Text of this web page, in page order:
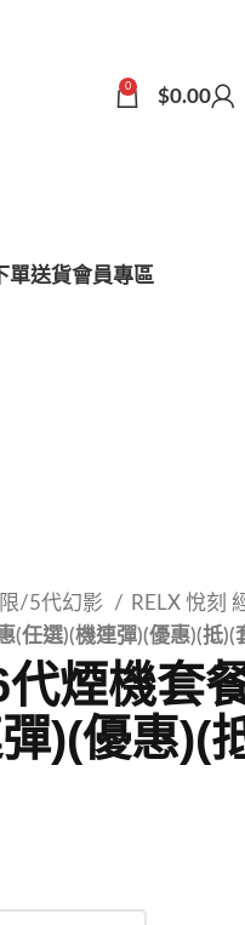
0 $0.00
下單送貨會員專區
/5代幻影
RELX 悅刻
(任選)(機連彈)(優惠)(抵)(
煙機套
)(優惠)(